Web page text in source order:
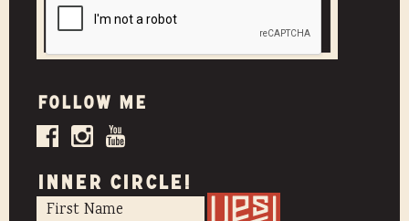
Follow me
INNER CIRCLE!